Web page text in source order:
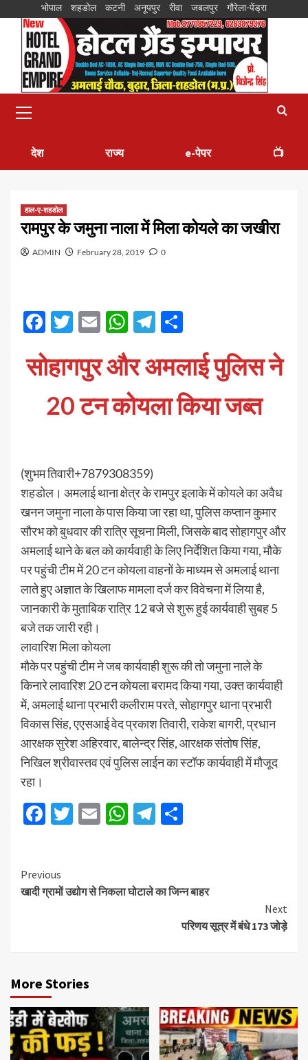
भोपाल शहडोल कटनी अनूपपुर रीवा जबलपुर गौरेला-पेंड्रा
देश राज्य e-पेपर 📺
हाल-ए-शहडोल
रामपुर के जमुना नाला में मिला कोयले का जखीरा
ADMIN February 28, 2019 0
Facebook
Twitter
EmailWhatsApp
Telegram
सोहागपुर और अमलाई पुलिस ने
20 टन कोयला किया जब्त
(शुभम तिवारी+7879308359)
शहडोल। अमलाई थाना क्षेत्र के रामपुर इलाके में कोयले का अवैध
खनन जमुना नाला के पास किया जा रहा था, पुलिस कप्तान कुमार
सौरभ को बुधवार की रात्रि सूचना मिली, जिसके बाद सोहागपुर और
अमलाई थाने के बल को कार्यवाही के लिए निर्देशित किया गया, मौके
पर पहुंची टीम में 20 टन कोयला वाहनों के माध्यम से अमलाई थाना
लाते हुए अज्ञात के खिलाफ मामला दर्ज कर विवेचना में लिया है,
जानकारी के मुताबिक रात्रि 12 बजे से शुरू हुई कार्यवाही सुबह 5
बजे तक जारी रही।
लावारिश मिला कोयला
मौके पर पहुंची टीम ने जब कार्यवाही शुरू की तो जमुना नाले के
किनारे लावारिश 20 टन कोयला बरामद किया गया, उक्त कार्यवाही
में, अमलाई थाना प्रभारी कलीराम परते, सोहागपुर थाना प्रभारी
विकास सिंह, एएसआई वेद प्रकाश तिवारी, राकेश बागरी, प्रधान
आरक्षक सुरेश अहिरवार, बालेन्द्र सिंह, आरक्षक संतोष सिंह,
निखिल श्रीवास्तव एवं पुलिस लाईन का स्टॉफ कार्यवाही में मौजूद
रहा।
Facebook
Twitter
EmailWhatsApp
Telegram
Previous
खादी ग्रामों उद्योग से निकला घोटाले का जिन्न बाहर
Next
परिणय सूत्र में बंधे 173 जोड़े
More Stories